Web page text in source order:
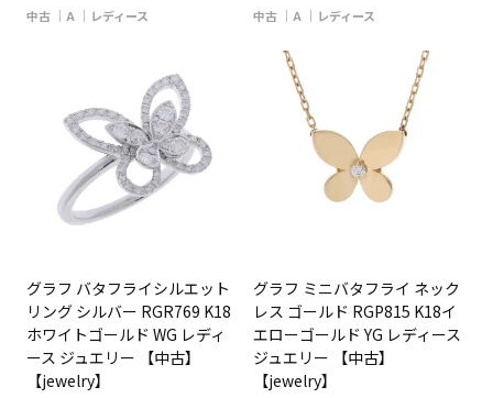
中古 A レディース 中古 A レディース
グラフ バタフライシルエット
リング シルバー RGR769 K18
ホワイトゴールド WG レディ
ース ジュエリー 【中古】
【jewelry】
グラフ ミニバタフライ ネック
レス ゴールド RGP815 K18イ
エローゴールド YG レディース
ジュエリー 【中古】
【jewelry】